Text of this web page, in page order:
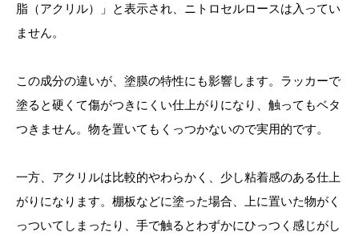
脂（アクリル）」と表示され、ニトロセルロースは入ってい
ません。
この成分の違いが、塗膜の特性にも影響します。ラッカーで
塗ると硬くて傷がつきにくい仕上がりになり、触ってもベタ
つきません。物を置いてもくっつかないので実用的です。
一方、アクリルは比較的やわらかく、少し粘着感のある仕上
がりになります。棚板などに塗った場合、上に置いた物がく
っついてしまったり、手で触るとわずかにひっつく感じがし